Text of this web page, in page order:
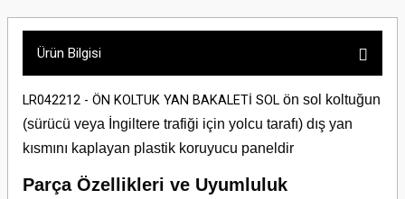
Ürün Bilgisi
LR042212 - ÖN KOLTUK YAN BAKALETİ SOL ön sol koltuğun
(sürücü veya İngiltere trafiği için yolcu tarafı) dış yan
kısmını kaplayan plastik koruyucu paneldir
Parça Özellikleri ve Uyumluluk